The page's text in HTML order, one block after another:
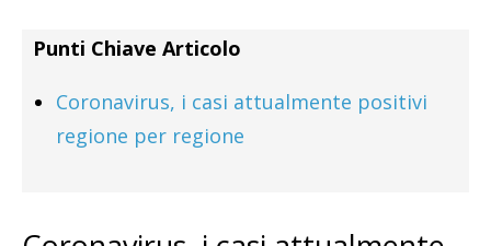
Punti Chiave Articolo
Coronavirus, i casi attualmente positivi
regione per regione